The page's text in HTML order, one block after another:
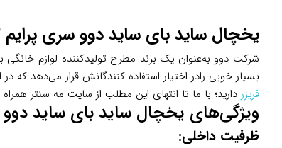
یخچال ساید بای ساید دوو سری پرایم 32فوت مدل
شرکت دوو به‌عنوان یک برند مطرح تولیدکننده لوازم خانگی
بسیار خوبی رادر اختیار استفاده کنندگانش قرار می‌دهد
فریزر دارید؛ با ما تا انتهای این مطلب از سایت مه سنتر
ویژگی‌های یخچال ساید بای ساید
ظرفیت داخلی: